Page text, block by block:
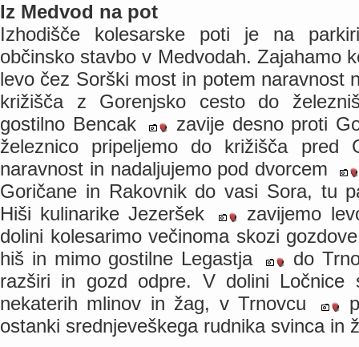
Iz Medvod na pot
Izhodišče kolesarske poti je na
občinsko stavbo v Medvodah. Zajahamo
levo čez Sorški most in potem naravnost
križišča z Gorenjsko cesto do
gostilno Bencak
zavije desno proti
železnico pripeljemo do križišča pred
naravnost in nadaljujemo pod dvorcem
Goričane in Rakovnik do vasi Sora, tu
Hiši kulinarike Jezeršek
zavijemo
dolini kolesarimo večinoma skozi
hiš in mimo gostilne Legastja
do
razširi in gozd odpre. V dolini Ločnice
nekaterih mlinov in žag, v Trnovcu
ostanki srednjeveškega rudnika svinca in